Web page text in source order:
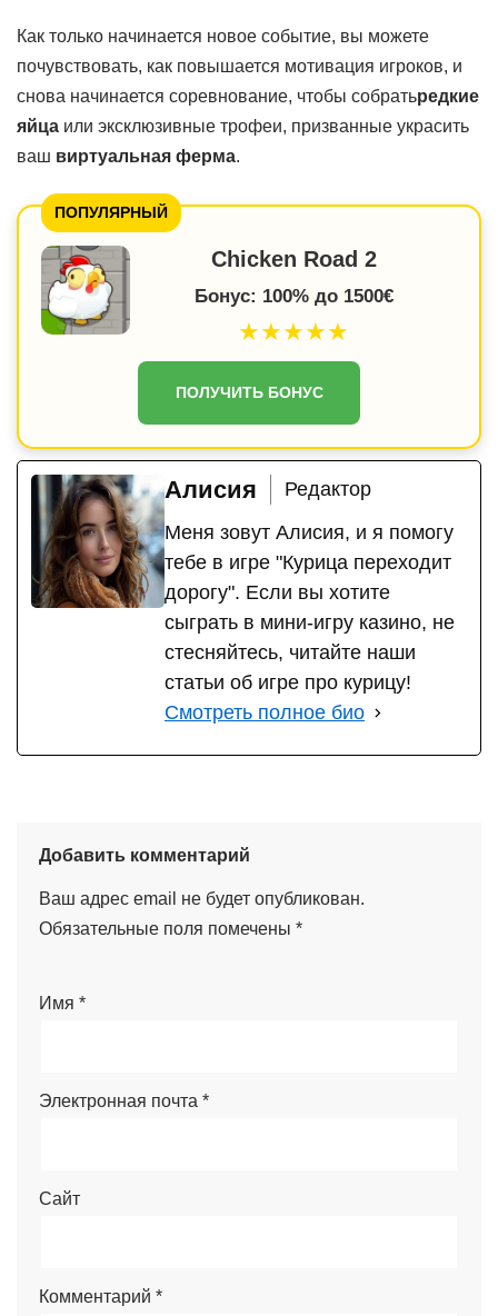
Как только начинается новое событие, вы можете
почувствовать, как повышается мотивация игроков, и
снова начинается соревнование, чтобы собратьредкие
яйца или эксклюзивные трофеи, призванные украсить
ваш виртуальная ферма.
ПОПУЛЯРНЫЙ
Chicken Road 2
Бонус: 100% до 1500€
★★★★★
ПОЛУЧИТЬ БОНУС
Алисия
Редактор
Меня зовут Алисия, и я помогу
тебе в игре "Курица переходит
дорогу". Если вы хотите
сыграть в мини-игру казино, не
стесняйтесь, читайте наши
статьи об игре про курицу!
Смотреть полное био
Добавить комментарий
Ваш адрес email не будет опубликован.
Обязательные поля помечены *
Имя *
Электронная почта *
Сайт
Комментарий *